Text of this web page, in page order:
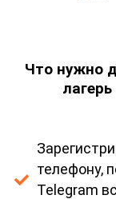
Что нужно
лагерь
телефону,
Telegram